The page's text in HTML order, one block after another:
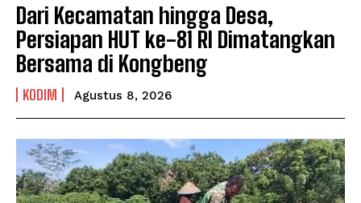
Dari Kecamatan hingga Desa,
Persiapan HUT ke-81 RI Dimatangkan
Bersama di Kongbeng
KODIM Agustus 8, 2026